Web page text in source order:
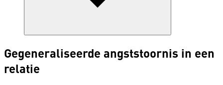
Gegeneraliseerde angststoornis in een
relatie